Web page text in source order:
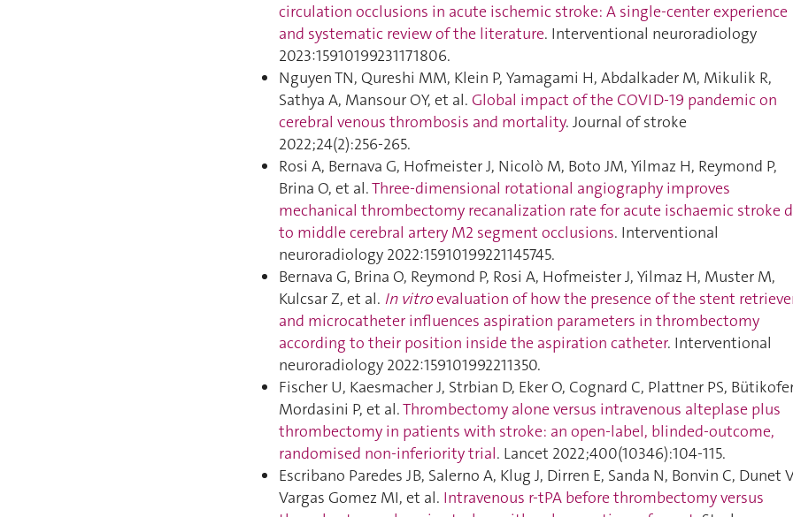
circulation occlusions in acute ischemic stroke: A single-center experience
and systematic review of the literature. Interventional neuroradiology
2023:15910199231171806.
Nguyen TN, Qureshi MM, Klein P, Yamagami H, Abdalkader M, Mikulik R,
Sathya A, Mansour OY, et al. Global impact of the COVID-19 pandemic on
cerebral venous thrombosis and mortality. Journal of stroke
2022;24(2):256‑265.
Rosi A, Bernava G, Hofmeister J, Nicolò M, Boto JM, Yilmaz H, Reymond P,
Brina O, et al.Three-dimensional rotational angiography improves
mechanical thrombectomy recanalization rate for acute ischaemic stroke
to middle cerebral artery M2 segment occlusions. Interventional
neuroradiology 2022:15910199221145745.
Bernava G, Brina O, Reymond P, Rosi A, Hofmeister J, Yilmaz H, Muster M,
Kulcsar Z, et al. In vitroevaluation of how the presence of the stent
and microcatheter influences aspiration parameters in thrombectomy
according to their position inside the aspiration catheter. Interventional
neuroradiology 2022:159101992211350.
Fischer U, Kaesmacher J, Strbian D, Eker O, Cognard C, Plattner PS,
Mordasini P, et al.Thrombectomy alone versus intravenous alteplase plus
thrombectomy in patients with stroke: an open-label, blinded-outcome,
randomised non-inferiority trial. Lancet 2022;400(10346):104‑115.
Escribano Paredes JB, Salerno A, Klug J, Dirren E, Sanda N, Bonvin C, Dunet
Vargas Gomez MI, et al. Intravenous r-tPA before thrombectomy versus